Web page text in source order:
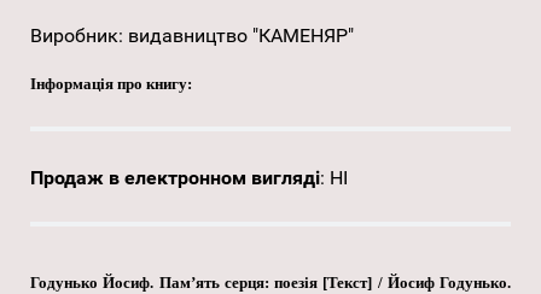
Виробник: видавництво "КАМЕНЯР"
Інформація про книгу:
Продаж в електронном вигляді: НІ
Годунько Йосиф. Пам’ять серця: поезія [Текст] / Йосиф Годунько.